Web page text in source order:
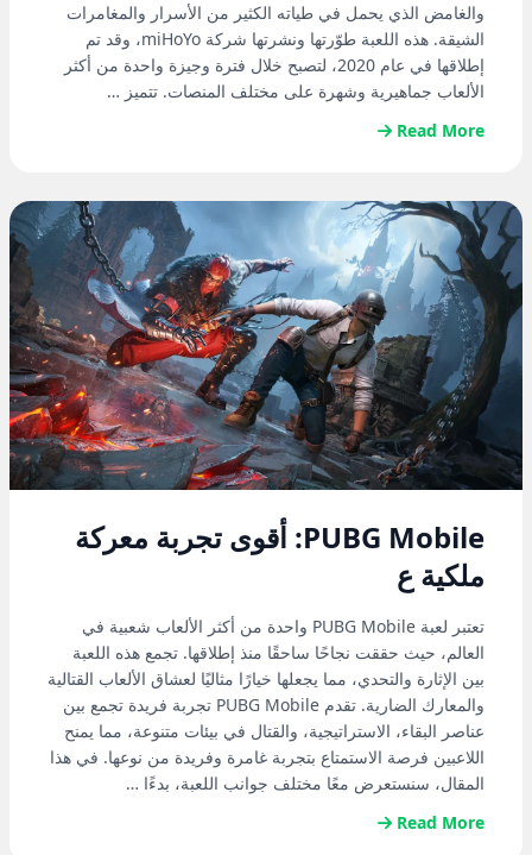
والغامض الذي يحمل في طياته الكثير من الأسرار والمغامرات
الشيقة. هذه اللعبة طوّرتها ونشرتها شركة miHoYo، وقد تم
إطلاقها في عام 2020، لتصبح خلال فترة وجيزة واحدة من أكثر
الألعاب جماهيرية وشهرة على مختلف المنصات. تتميز …
Read More
PUBG Mobile: أقوى تجربة معركة
ملكية ع
تعتبر لعبة PUBG Mobile واحدة من أكثر الألعاب شعبية في
العالم، حيث حققت نجاحًا ساحقًا منذ إطلاقها. تجمع هذه اللعبة
بين الإثارة والتحدي، مما يجعلها خيارًا مثاليًا لعشاق الألعاب القتالية
والمعارك الضارية. تقدم PUBG Mobile تجربة فريدة تجمع بين
عناصر البقاء، الاستراتيجية، والقتال في بيئات متنوعة، مما يمنح
اللاعبين فرصة الاستمتاع بتجربة غامرة وفريدة من نوعها. في هذا
المقال، سنستعرض معًا مختلف جوانب اللعبة، بدءًا …
Read More